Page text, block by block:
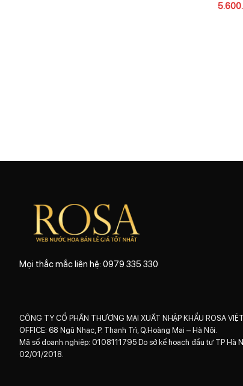
Mọi thắc mắc liên hệ: 0979 335 330
CÔNG TY CỔ PHẦN THƯƠNG MẠI XUẤT NHẬP KHẨU ROSA
OFFICE: 68 Ngũ Nhạc, P. Thanh Trì, Q.Hoàng Mai – Hà Nội.
Mã số doanh nghiệp: 0108111795 Do sở kế hoạch đầu tư TP Hà
02/01/2018.